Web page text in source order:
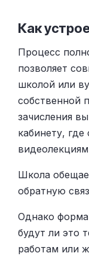
Как
Процесс
позволяет
школой или
собственной
зачисления
кабинету,
Школа
обратную
Однако
будут ли это
работам или